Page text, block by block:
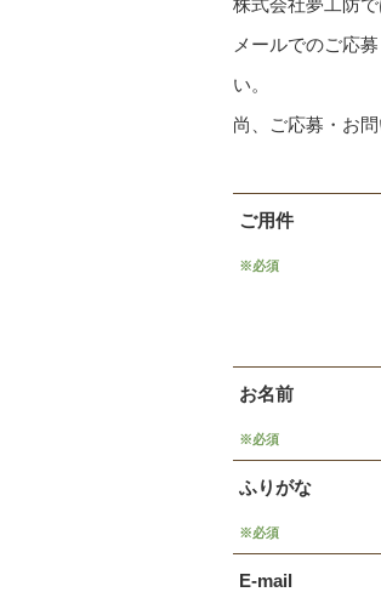
株式会社夢工防
メールでのご応
い。
尚、ご応募・お
ご用件
※必須
お名前
※必須
ふりがな
※必須
E-mail